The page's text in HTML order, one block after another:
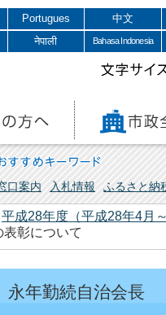
Portugues 中文
नेपाली Bahasa Indonesia
文字サイズ
すすめキーワード
口案内 入札情報 ふるさと納
平成28年度（平成28年4月
彰について
年勤続自治会長